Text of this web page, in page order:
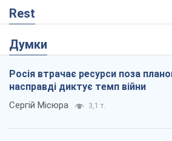
Rest
Думки
Росія втрачає ресурси поза
насправді диктує темп війни
Сергій Місюра 3,1 т.